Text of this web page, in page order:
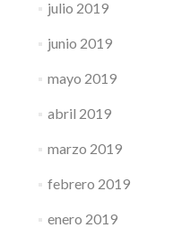
julio 2019
junio 2019
mayo 2019
abril 2019
marzo 2019
febrero 2019
enero 2019